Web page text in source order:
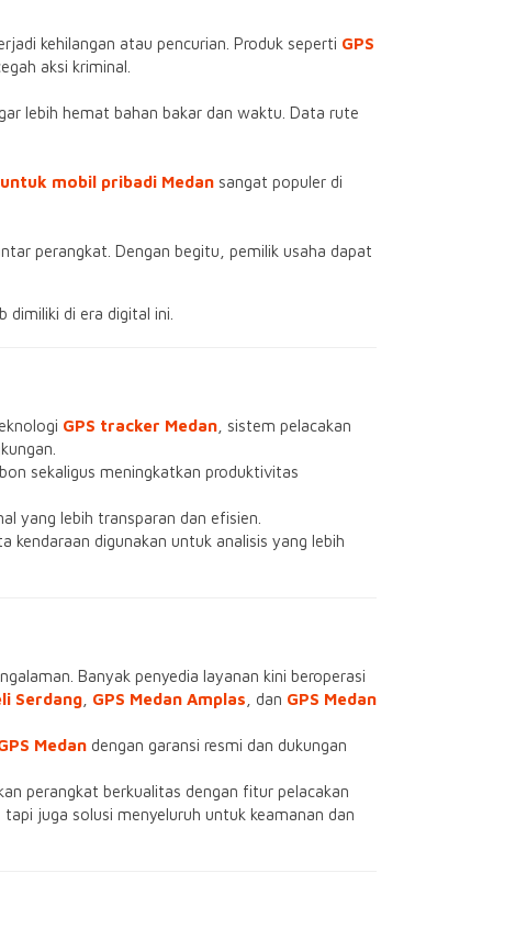
kehilangan atau pencurian. Produk seperti GPS
aksi kriminal.
lebih hemat bahan bakar dan waktu. Data rute
mobil pribadi Medan sangat populer di
perangkat. Dengan begitu, pemilik usaha dapat
dimiliki di era digital ini.
GPS tracker Medan , sistem pelacakan
sekaligus meningkatkan produktivitas
yang lebih transparan dan efisien.
kendaraan digunakan untuk analisis yang lebih
Banyak penyedia layanan kini beroperasi
Serdang GPS Medan Amplas , dan GPS Medan
Medan dengan garansi resmi dan dukungan
perangkat berkualitas dengan fitur pelacakan
juga solusi menyeluruh untuk keamanan dan